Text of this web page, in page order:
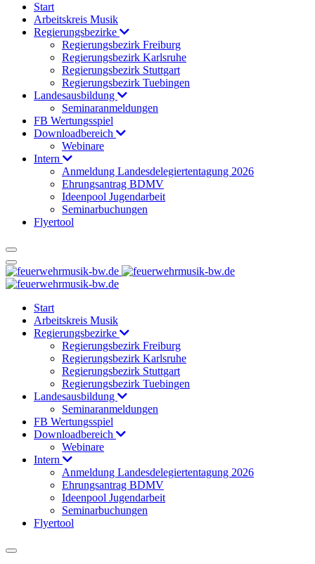
Start
Arbeitskreis Musik
Regierungsbezirke
Regierungsbezirk Freiburg
Regierungsbezirk Karlsruhe
Regierungsbezirk Stuttgart
Regierungsbezirk Tuebingen
Landesausbildung
Seminaranmeldungen
FB Wertungsspiel
Downloadbereich
Webinare
Intern
Anmeldung Landesdelegiertentagung 2026
Ehrungsantrag BDMV
Ideenpool Jugendarbeit
Seminarbuchungen
Flyertool
Start
Arbeitskreis Musik
Regierungsbezirke
Regierungsbezirk Freiburg
Regierungsbezirk Karlsruhe
Regierungsbezirk Stuttgart
Regierungsbezirk Tuebingen
Landesausbildung
Seminaranmeldungen
FB Wertungsspiel
Downloadbereich
Webinare
Intern
Anmeldung Landesdelegiertentagung 2026
Ehrungsantrag BDMV
Ideenpool Jugendarbeit
Seminarbuchungen
Flyertool